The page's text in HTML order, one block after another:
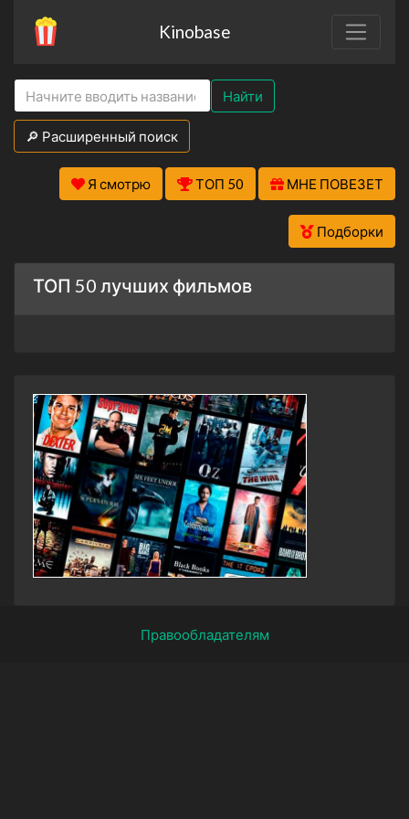
Kinobase
Найти
🔎 Расширенный поиск
Я смотрю ТОП 50 МНЕ ПОВЕЗЕТ
Подборки
ТОП 50 лучших фильмов
Правообладателям